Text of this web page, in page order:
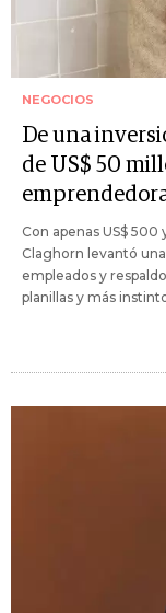
NEGOCIOS
De una
de US$ 50
Con apenas US$
Claghorn levantó
empleados y
planillas y más